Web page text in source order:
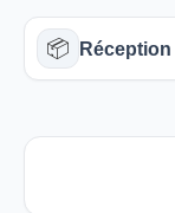
📦 Réception